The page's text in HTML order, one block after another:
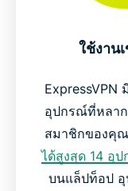
ใช้งาน
ExpressVPN
อุปกรณ์ที่หลา
สมาชิกของคุ
ได้สูงสุด 14 อุ
บนแล็ปท็อป